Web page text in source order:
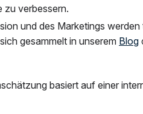
zu verbessern.
und des Marketings
gesammelt in unserem Blog
basiert auf einer